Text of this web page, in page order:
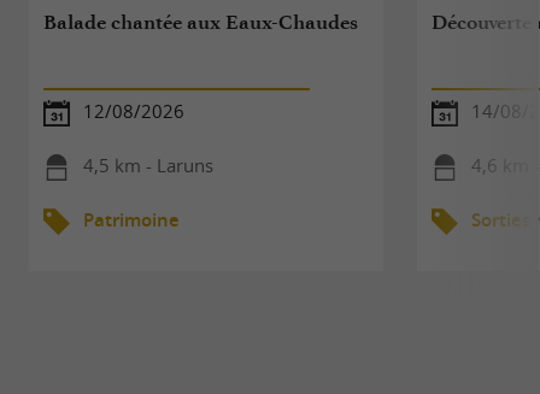
Balade chantée aux Eaux-Chaudes
12/08/2026
4,5 km - Laruns
Patrimoine
Découverte
14/08/
4,6 km
Sorties